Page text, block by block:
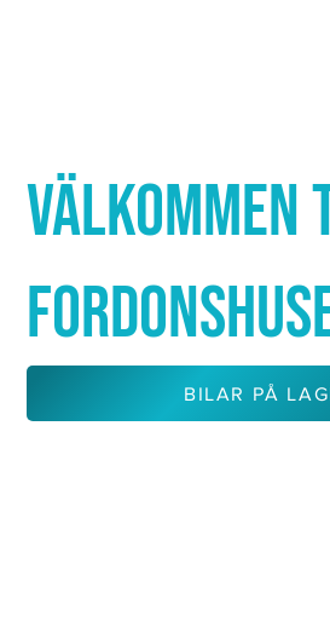
VÄLKOMMEN
BILAR PÅ